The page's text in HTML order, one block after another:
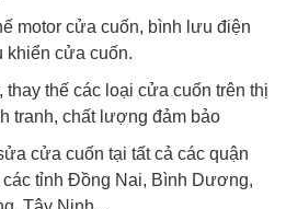
motor cửa cuốn, bình lưu điện
khiển cửa cuốn.
thay thế các loại cửa cuốn trên thị
tranh, chất lượng đảm bảo
cửa cuốn tại tất cả các quận
các tỉnh Đồng Nai, Bình Dương,